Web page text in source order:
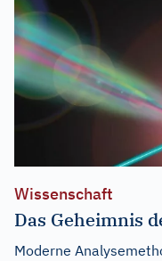
Wissenschaft
Das Geheimnis
Moderne